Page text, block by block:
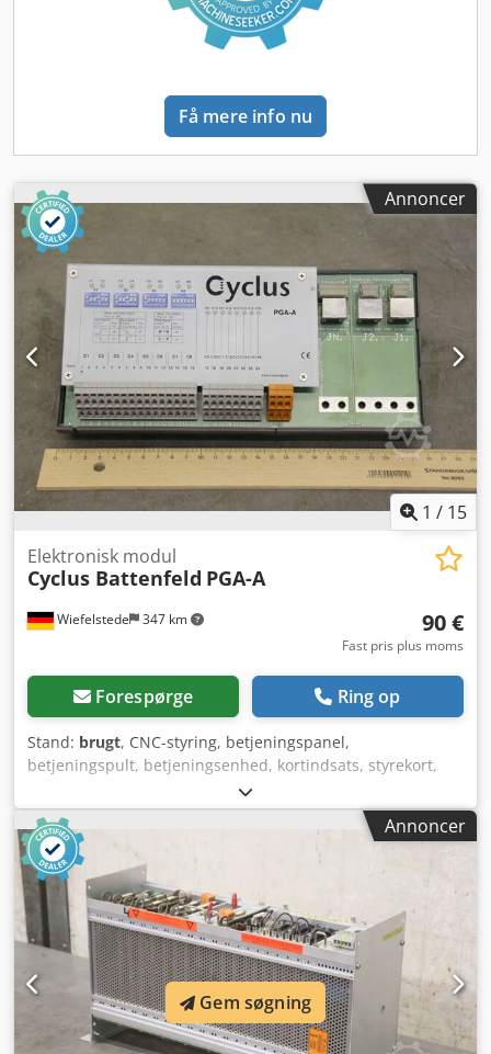
Få mere info nu
Annoncer
1 / 15
Wiefelstede 347 km
Elektronisk modul
Cyclus Battenfeld PGA-A
90 €
Fast pris plus moms
Forespørge Ring op
Stand: brugt, CNC-styring, betjeningspanel,
betjeningspult, betjeningsenhed, kortindsats, styrekort,
MC3-styring, indstikskort, printplader - Producent: Cyclus
Battenfeld, modul fra sprøjtestøbemaskine - Type: Cyclus
PGA-A MDE-PGA - Antal: 3 stk. tilgængelige - Pris: pr. styk
Crodpfxsg Td Ens Aniof - Dimensioner: 250/120/H55 mm -
Vægt: 0,5 kg/stk.
Annoncer
Gem søgning